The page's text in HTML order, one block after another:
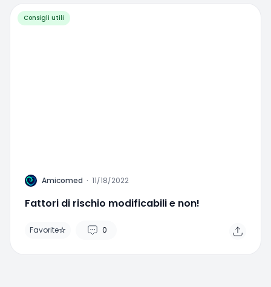
Consigli utili
A Amicomed · 11/18/2022
Fattori di rischio modificabili e non!
Favorite 0